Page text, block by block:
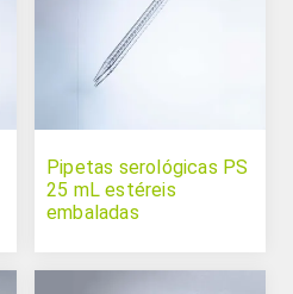
Pipetas serológicas PS
25 mL estéreis
embaladas